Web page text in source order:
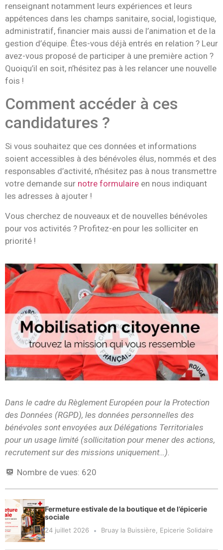
renseignant notamment leurs expériences et leurs
appétences dans les champs sanitaire, social, logistique,
administratif, financier mais aussi de l’animation et de la
gestion d’équipe. Êtes-vous déjà entrés en relation ? Leur
avez-vous proposé de participer à une première action ?
Quoiqu’il en soit, n’hésitez pas à les relancer une nouvelle
fois !
Comment accéder à ces
candidatures ?
Si vous souhaitez que ces données et informations
soient accessibles à des bénévoles élus, nommés et des
responsables d’activité, n’hésitez pas à nous transmettre
votre demande sur notre formulaire en nous indiquant
les adresses à ajouter !
Vous cherchez de nouveaux et de nouvelles bénévoles
pour vos activités ? Profitez-en pour les solliciter en
priorité !
Dans le cadre du Règlement Européen pour la Protection
des Données (RGPD), les données personnelles des
bénévoles sont envoyées aux Délégations Territoriales
pour un usage limité (sollicitation pour mener des actions,
recrutement sur des missions uniquement…).
Nombre de vues: 620
Fermeture estivale de la boutique et de l’épicerie
sociale
24 juillet 2026 Bruay la Buissière Epicerie Solidaire